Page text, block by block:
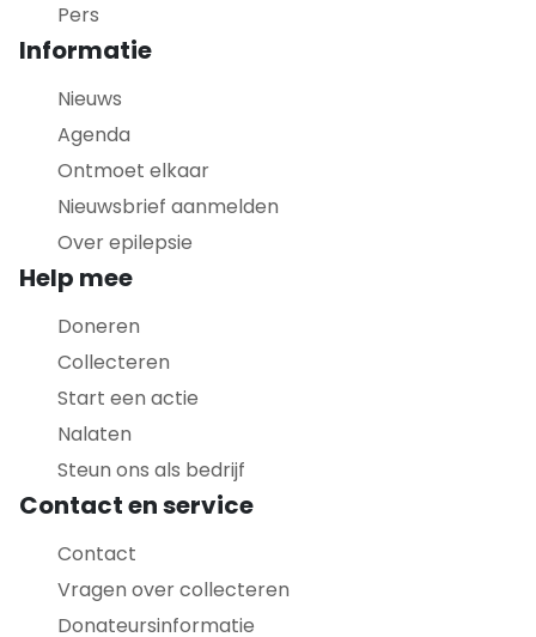
Pers
Informatie
Nieuws
Agenda
Ontmoet elkaar
Nieuwsbrief aanmelden
Over epilepsie
Help mee
Doneren
Collecteren
Start een actie
Nalaten
Steun ons als bedrijf
Contact en service
Contact
Vragen over collecteren
Donateursinformatie